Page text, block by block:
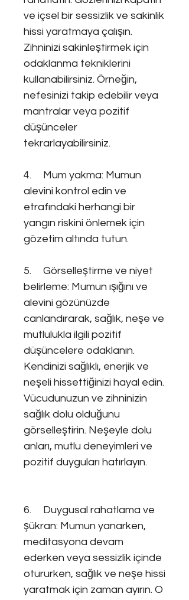
ve içsel bir sessizlik ve sakinlik
hissi yaratmaya çalışın.
Zihninizi sakinleştirmek için
odaklanma tekniklerini
kullanabilirsiniz. Örneğin,
nefesinizi takip edebilir veya
mantralar veya pozitif
düşünceler
tekrarlayabilirsiniz.
4. Mum yakma: Mumun
alevini kontrol edin ve
etrafındaki herhangi bir
yangın riskini önlemek için
gözetim altında tutun.
5. Görselleştirme ve niyet
belirleme: Mumun ışığını ve
alevini gözünüzde
canlandırarak, sağlık, neşe ve
mutlulukla ilgili pozitif
düşüncelere odaklanın.
Kendinizi sağlıklı, enerjik ve
neşeli hissettiğinizi hayal edin.
Vücudunuzun ve zihninizin
sağlık dolu olduğunu
görselleştirin. Neşeyle dolu
anları, mutlu deneyimleri ve
pozitif duyguları hatırlayın.
6. Duygusal rahatlama ve
şükran: Mumun yanarken,
meditasyona devam
ederken veya sessizlik içinde
otururken, sağlık ve neşe hissi
yaratmak için zaman ayırın. O